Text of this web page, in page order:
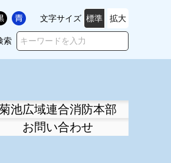
文字サイズ 標準 拡大
索
池広域連合消防本部
お問い合わせ